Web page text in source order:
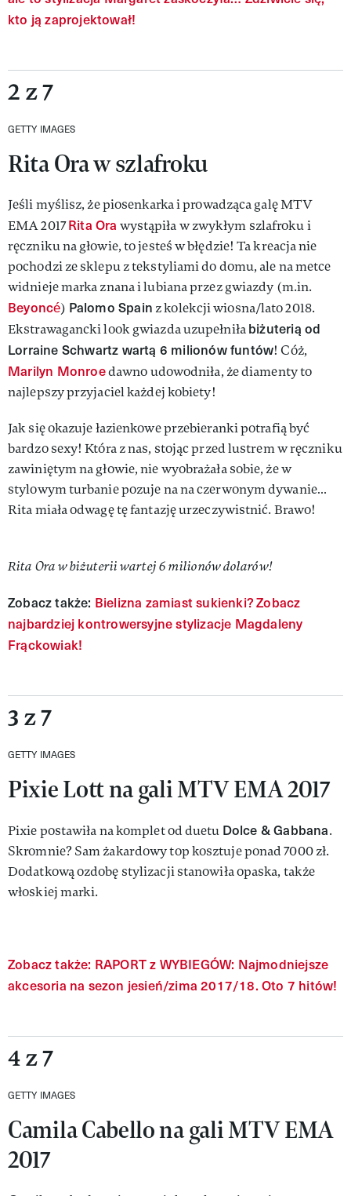
kto ją zaprojektował!
2 z 7
GETTY IMAGES
Rita Ora w szlafroku
Jeśli myślisz, że piosenkarka i prowadząca galę MTV
EMA 2017Rita Ora wystąpiła w zwykłym szlafroku i
ręczniku na głowie, to jesteś w błędzie! Ta kreacja nie
pochodzi ze sklepu z tekstyliami do domu, ale na metce
widnieje marka znana i lubiana przez gwiazdy (m.in.
Beyoncé) Palomo Spain z kolekcji wiosna/lato 2018.
Ekstrawagancki look gwiazda uzupełniłabiżuterią od
Lorraine Schwartz wartą 6 milionów funtów! Cóż,
Marilyn Monroedawno udowodniła, że diamenty to
najlepszy przyjaciel każdej kobiety!
Jak się okazuje łazienkowe przebieranki potrafią być
bardzo sexy! Która z nas, stojąc przed lustrem w ręczniku
zawiniętym na głowie, nie wyobrażała sobie, że w
stylowym turbanie pozuje na na czerwonym dywanie…
Rita miała odwagę tę fantazję urzeczywistnić. Brawo!
Rita Ora w biżuterii wartej 6 milionów dolarów!
Zobacz także: Bielizna zamiast sukienki? Zobacz
najbardziej kontrowersyjne stylizacje Magdaleny
Frąckowiak!
3 z 7
GETTY IMAGES
Pixie Lott na gali MTV EMA 2017
Pixie postawiła na komplet od duetu Dolce & Gabbana.
Skromnie? Sam żakardowy top kosztuje ponad 7000 zł.
Dodatkową ozdobę stylizacji stanowiła opaska, także
włoskiej marki.
Zobacz także: RAPORT z WYBIEGÓW: Najmodniejsze
akcesoria na sezon jesień/zima 2017/18. Oto 7 hitów!
4 z 7
GETTY IMAGES
Camila Cabello na gali MTV EMA
2017